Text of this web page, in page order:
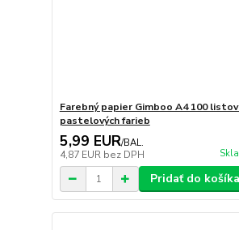
Farebný papier Gimboo A4 100
pastelových farieb
5,99 EUR/BAL.
4,87 EUR bez DPH
Pridať do košíka